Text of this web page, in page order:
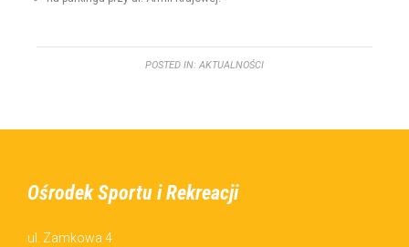
POSTED IN: AKTUALNOŚCI
Ośrodek Sportu i Rekreacji
ul. Zamkowa 4